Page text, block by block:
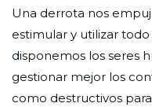
Una derrota nos
estimular y utilizar
disponemos los seres
gestionar mejor los
como destructivos